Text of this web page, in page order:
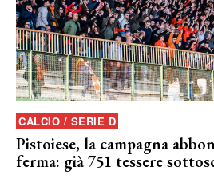
CALCIO / SERIE D
Pistoiese, la campagna
ferma: già 751 tessere